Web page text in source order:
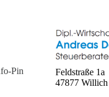
Pin
Feldstraße 1a
47877 Willich